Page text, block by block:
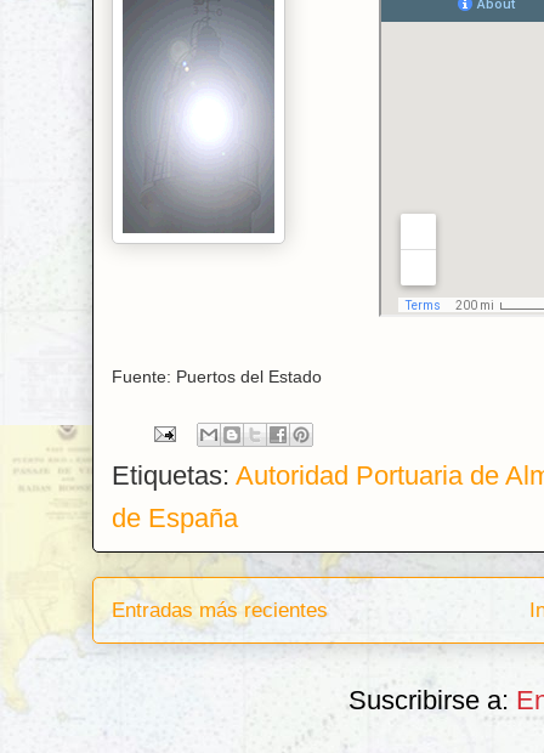
Fuente: Puertos del Estado
Etiquetas: Autoridad Portuaria de
de España
Entradas más recientes
Suscribirse a: